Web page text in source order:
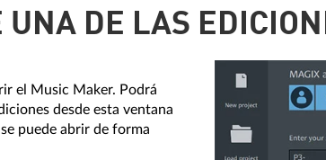
UNA DE LAS
el Music Maker. Podrá
desde esta ventana
puede abrir de forma